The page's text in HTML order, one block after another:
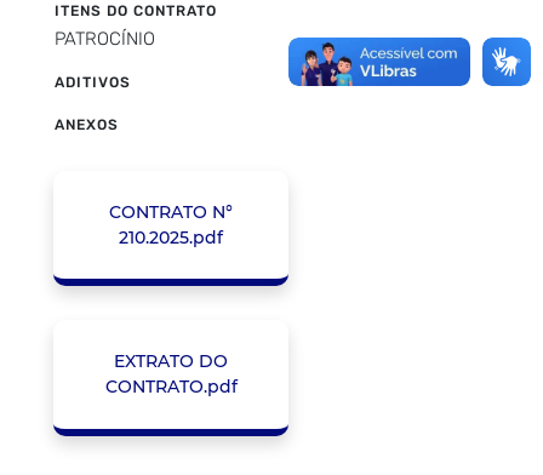
ITENS DO CONTRATO
PATROCÍNIO
ADITIVOS
ANEXOS
CONTRATO N°
210.2025.pdf
EXTRATO DO
CONTRATO.pdf